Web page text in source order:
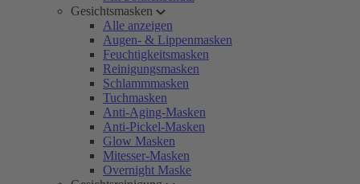
Gesichtsmasken
Alle anzeigen
Augen- & Lippenmasken
Feuchtigkeitsmasken
Reinigungsmasken
Schlammmasken
Tuchmasken
Anti-Aging-Masken
Anti-Pickel-Masken
Glow Masken
Mitesser-Masken
Overnight Maske